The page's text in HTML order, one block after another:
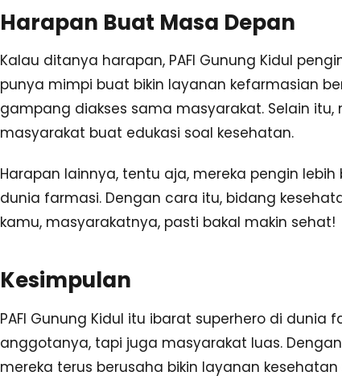
Harapan Buat Masa Depan
Kalau ditanya harapan, PAFI Gunung Kidul
punya mimpi buat bikin layanan kefarmasian
gampang diakses sama masyarakat. Selain
masyarakat buat edukasi soal kesehatan.
Harapan lainnya, tentu aja, mereka pengin
dunia farmasi. Dengan cara itu, bidang
kamu, masyarakatnya, pasti bakal makin sehat!
Kesimpulan
PAFI Gunung Kidul itu ibarat superhero di dunia
anggotanya, tapi juga masyarakat luas.
mereka terus berusaha bikin layanan kesehatan